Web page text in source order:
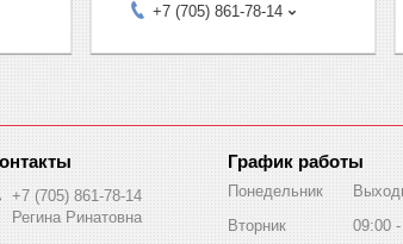
+7 (705) 861-78-14
+7 (705) 861-78-14
Регина Ринатовна
График работы
Понедельник
Вторник
09:00